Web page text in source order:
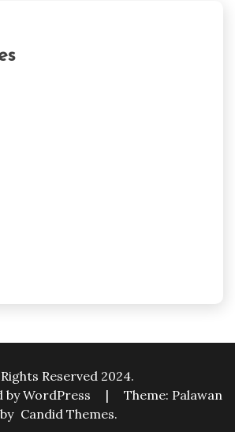
Reserved 2024.
by WordPress
|
Theme: Palawan
by Candid Themes.